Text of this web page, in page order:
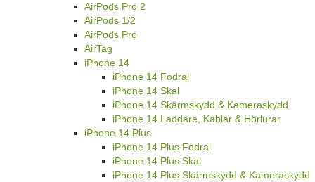
AirPods Pro 2
AirPods 1/2
AirPods Pro
AirTag
iPhone 14
iPhone 14 Fodral
iPhone 14 Skal
iPhone 14 Skärmskydd & Kameraskydd
iPhone 14 Laddare, Kablar & Hörlurar
iPhone 14 Plus
iPhone 14 Plus Fodral
iPhone 14 Plus Skal
iPhone 14 Plus Skärmskydd & Kameraskydd